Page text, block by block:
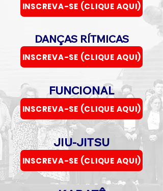
INSCREVA-SE (CLIQUE AQUI)
DANÇAS RÍTMICAS
INSCREVA-SE (CLIQUE AQUI)
FUNCIONAL
INSCREVA-SE (CLIQUE AQUI)
JIU-JITSU
INSCREVA-SE (CLIQUE AQUI)